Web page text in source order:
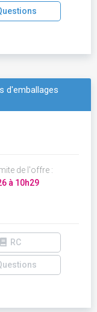
d'emballages
de l'offre :
à 10h29
RC